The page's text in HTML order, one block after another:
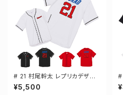
# 21 村尾幹太 レプリカデザイ
ン 3カラー 選手還元 ベースボ
ールシャツ S-XXLサイズ 5982
¥5,500
#